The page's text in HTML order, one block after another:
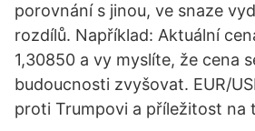
porovnání s jinou, ve snaze
rozdílů. Například: Aktuální
1,30850 a vy myslíte, že cena
budoucnosti zvyšovat. EUR/
proti Trumpovi a příležitost na